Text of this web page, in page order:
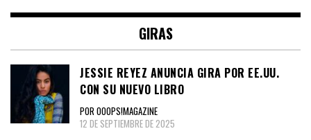
GIRAS
JESSIE REYEZ ANUNCIA GIRA POR EE.UU.
CON SU NUEVO LIBRO
POR OOOPS!MAGAZINE
12 DE SEPTIEMBRE DE 2025